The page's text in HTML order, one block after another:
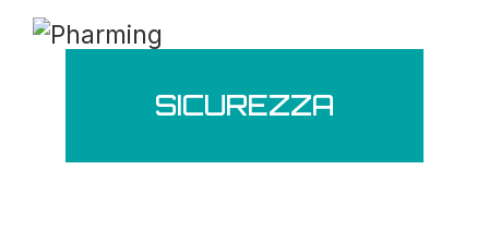
SICUREZZA